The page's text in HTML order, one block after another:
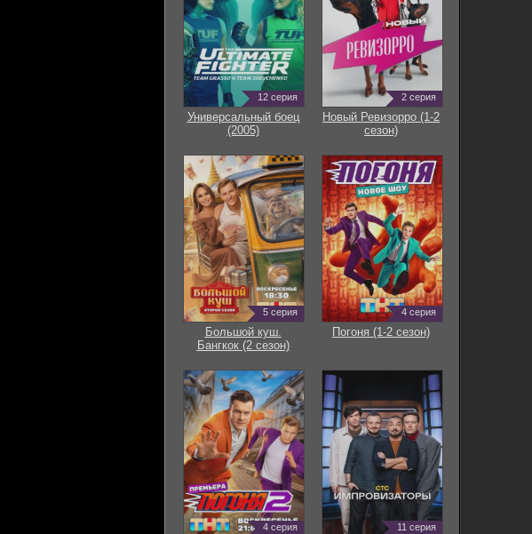
12 серия
Универсальный боец
(2005)
2 серия
Новый Ревизорро (1-2
сезон)
5 серия
Большой куш.
Бангкок (2 сезон)
4 серия
Погоня (1-2 сезон)
4 серия 11 серия